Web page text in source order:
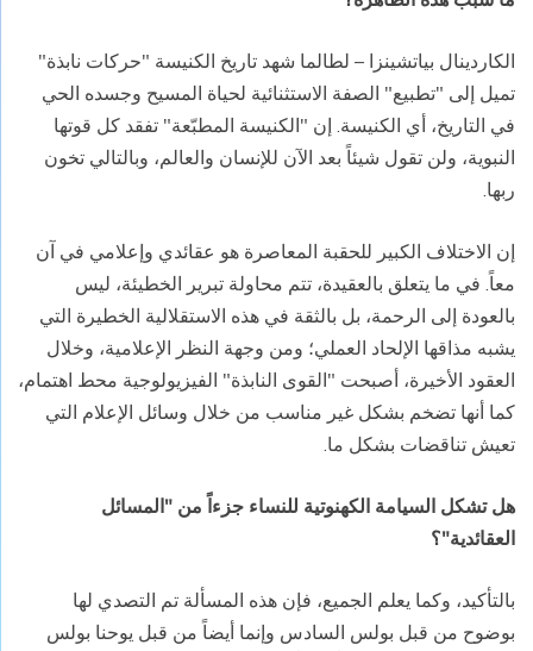
الكاردينال بياتشينزا – لطالما شهد تاريخ الكنيسة "حركات نابذة"
تميل إلى "تطبيع" الصفة الاستثنائية لحياة المسيح وجسده الحي
في التاريخ، أي الكنيسة. إن "الكنيسة المطبّعة" تفقد كل قوتها
النبوية، ولن تقول شيئاً بعد الآن للإنسان والعالم، وبالتالي تخون
ربها.
إن الاختلاف الكبير للحقبة المعاصرة هو عقائدي وإعلامي في آن
معاً. في ما يتعلق بالعقيدة، تتم محاولة تبرير الخطيئة، ليس
بالعودة إلى الرحمة، بل بالثقة في هذه الاستقلالية الخطيرة التي
يشبه مذاقها الإلحاد العملي؛ ومن وجهة النظر الإعلامية، وخلال
العقود الأخيرة، أصبحت "القوى النابذة" الفيزيولوجية محط اهتمام،
كما أنها تضخم بشكل غير مناسب من خلال وسائل الإعلام التي
تعيش تناقضات بشكل ما.
هل تشكل السيامة الكهنوتية للنساء جزءاً من "المسائل
العقائدية"؟
بالتأكيد، وكما يعلم الجميع، فإن هذه المسألة تم التصدي لها
بوضوح من قبل بولس السادس وإنما أيضاً من قبل يوحنا بولس